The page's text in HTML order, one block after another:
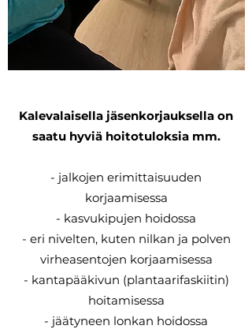
Kalevalaisella jäsenkorjauksella on
saatu hyviä hoitotuloksia mm.
- jalkojen erimittaisuuden
korjaamisessa
- kasvukipujen hoidossa
- eri nivelten, kuten nilkan ja polven
virheasentojen korjaamisessa
- kantapääkivun (plantaarifaskiitin)
hoitamisessa
- jäätyneen lonkan hoidossa